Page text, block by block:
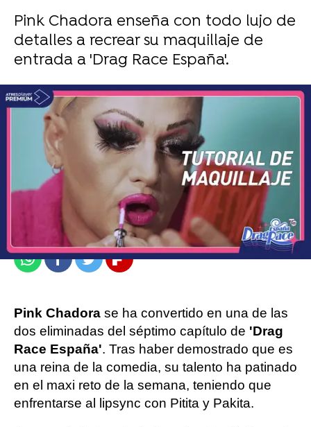
Pink Chadora enseña con todo lujo de
detalles a recrear su maquillaje de
entrada a 'Drag Race España'.
atresplayer
Publicado: 30 de mayo de 2023, 18:16
WhatsappFacebook
TwitterFlipboard
Pink Chadora se ha convertido en una de las
dos eliminadas del séptimo capítulo de 'Drag
Race España'. Tras haber demostrado que es
una reina de la comedia, su talento ha patinado
en el maxi reto de la semana, teniendo que
enfrentarse al lipsync con Pitita y Pakita.